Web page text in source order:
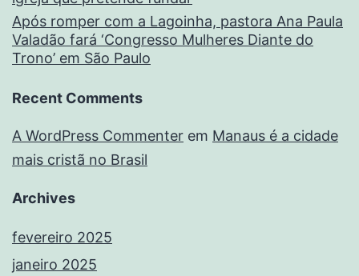
Após romper com a Lagoinha, pastora Ana Paula
Valadão fará ‘Congresso Mulheres Diante do
Trono’ em São Paulo
Recent Comments
A WordPress Commenter em Manaus é a cidade
mais cristã no Brasil
Archives
fevereiro 2025
janeiro 2025